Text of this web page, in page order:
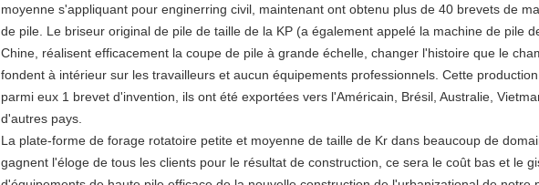
moyenne s'appliquant pour enginerring civil, maintenant ont obtenu plus de 40 brevets de
de pile. Le briseur original de pile de taille de la KP (a également appelé la machine de pile
Chine, réalisent efficacement la coupe de pile à grande échelle, changer l'histoire que le
fondent à intérieur sur les travailleurs et aucun équipements professionnels. Cette
parmi eux 1 brevet d'invention, ils ont été exportées vers l'Américain, Brésil, Australie,
d'autres pays.
La plate-forme de forage rotatoire petite et moyenne de taille de Kr dans beaucoup de
gagnent l'éloge de tous les clients pour le résultat de construction, ce sera le coût bas et le